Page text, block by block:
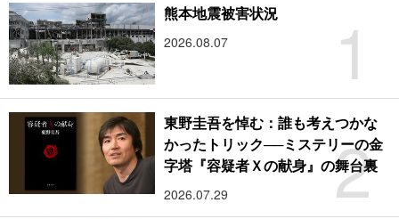
1
熊本地震被害状況
2026.08.07
2
東野圭吾を悼む：誰も考えつかな
かったトリック──ミステリーの金
字塔『容疑者Ｘの献身』の舞台裏
2026.07.29